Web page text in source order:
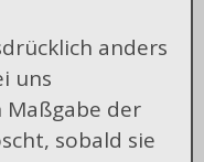
anders
uns
Maßgabe der
sobald sie